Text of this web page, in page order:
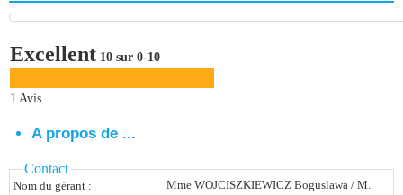
Qui Sommes-Nous ?
Pourquoi Nous Faire Confiance ?
Vous Êtes Une Société
Comment Ça Marche ?
Excellent 10 sur 0-10
1 Avis.
A propos de ...
Contact
Nom du gérant :
Mme WOJCISZKIEWICZ Boguslawa / M.